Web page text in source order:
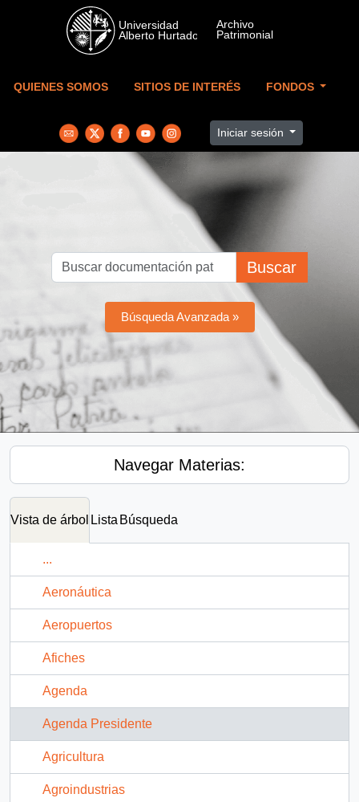
Skip to main content
QUIENES SOMOS SITIOS DE INTERÉS FONDOS
Iniciar sesión
Buscar
Búsqueda Avanzada »
Navegar Materias:
Vista de árbol Lista Búsqueda
...
Aeronáutica
Aeropuertos
Afiches
Agenda
Agenda Presidente
Agricultura
Agroindustrias